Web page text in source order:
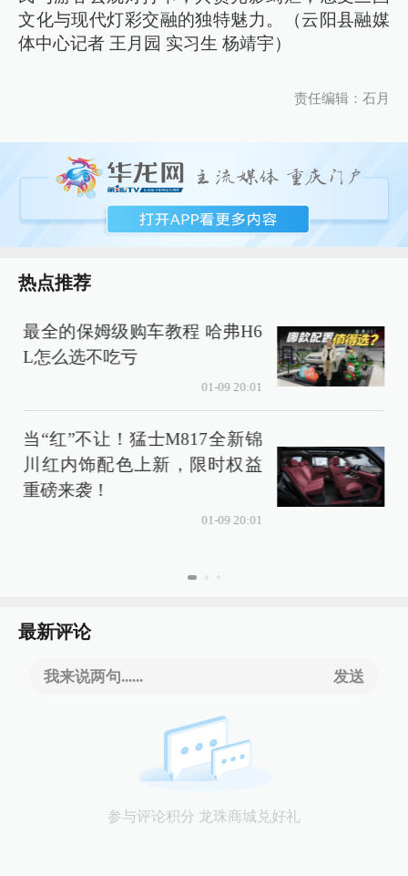
文化与现代灯彩交融的独特魅力。（云阳县融媒
体中心记者 王月园 实习生 杨靖宇）
责任编辑：石月
热点推荐
最全的保姆级购车教程 哈弗H6
L怎么选不吃亏
01-09 20:01
当“红”不让！猛士M817全新锦
川红内饰配色上新，限时权益
重磅来袭！
01-09 20:01
最新评论
我来说两句...... 发送
参与评论积分 龙珠商城兑好礼